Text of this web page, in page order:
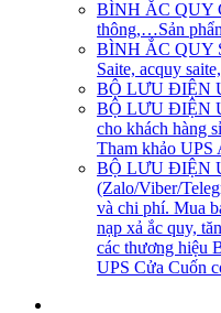
BÌNH ẮC QUY
thông,…Sản
BÌNH ẮC QUY
Saite, acquy
BỘ LƯU ĐIỆN
BỘ LƯU ĐIỆN
cho khách hàng
Tham khảo UPS
BỘ LƯU ĐIỆN
(Zalo/Viber/
và chi phí. Mua
nạp xả ắc quy,
các thương hiệu
UPS Cửa Cuốn